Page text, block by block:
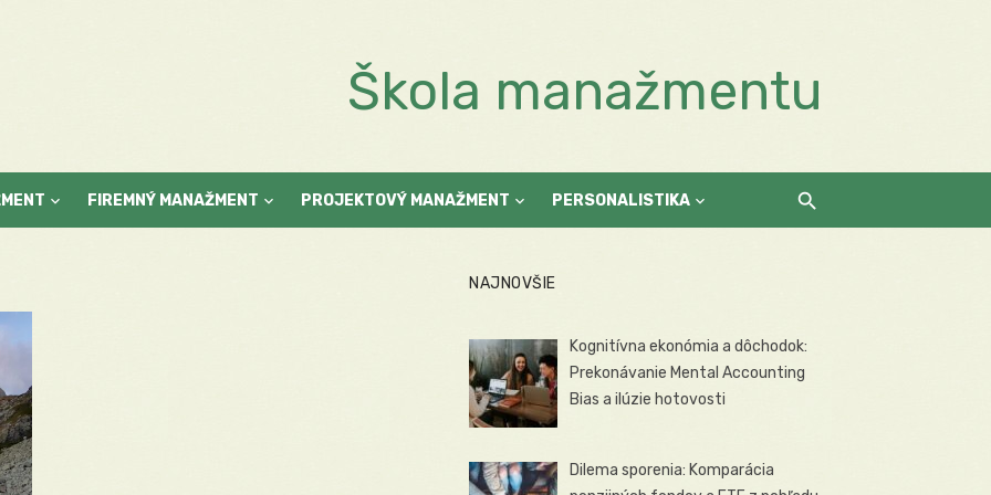
Škola manažmentu
FIREMNÝ MANAŽMENT PROJEKTOVÝ MANAŽMENT PERSONALISTIKA
NAJNOVŠIE
Kognitívna ekonómia a dôchodok:
Prekonávanie Mental Accounting
Bias a ilúzie hotovosti
Dilema sporenia: Komparácia